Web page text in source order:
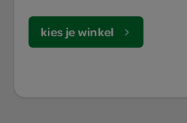
kies je winkel